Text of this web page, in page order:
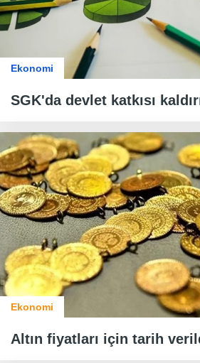
Ekonomi
SGK'da devlet katkısı
Ekonomi
Altın fiyatları için tarih